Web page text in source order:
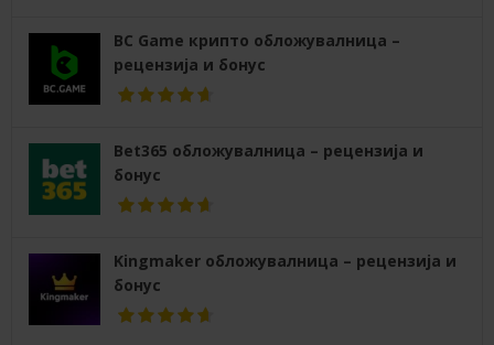
BC Game крипто обложувалница –
рецензија и бонус
Bet365 обложувалница – рецензија и
бонус
Kingmaker обложувалница – рецензија и
бонус